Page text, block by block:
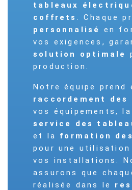
tableaux
coffrets . Chaque
personnalisé
en
vos exigences,
solution optimale
production.
Notre équipe prend
raccordement des
vos équipements, la
service des
et la formation
pour une utilisation
vos installations.
assurons que
réalisée dans le